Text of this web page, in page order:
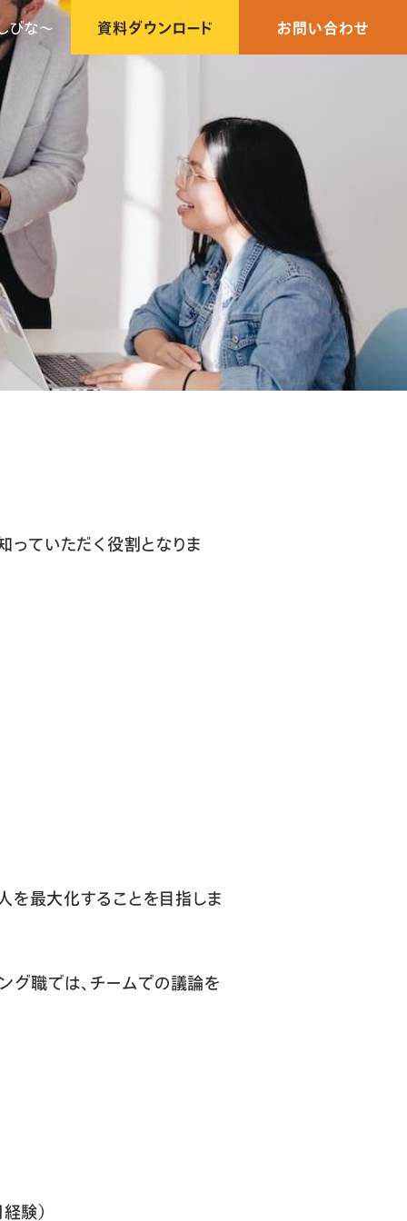
びな〜 資料ダウンロード お問い合わせ
っていただく役割となりま
を最大化することを目指しま
グ職では、チームでの議論を
験）